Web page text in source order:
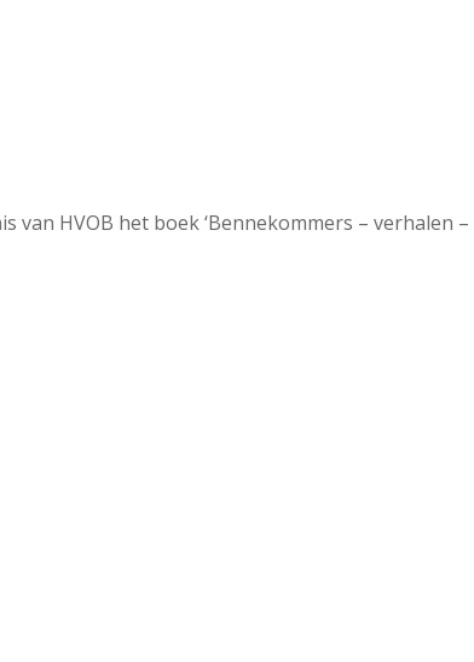
van HVOB het boek ‘Bennekommers – verhalen –